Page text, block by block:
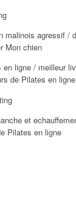
agressif /
Mon chien
ligne / meilleur
de Pilates en ligne
et
Pilates en ligne